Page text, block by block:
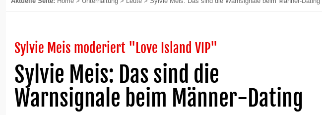
Sylvie Meis moderiert "Love Island VIP"
Sylvie Meis: Das sind die
Warnsignale beim Männer-Dating